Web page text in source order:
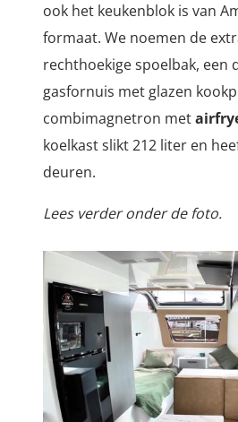
ook het keukenblok is van
formaat. We noemen de
rechthoekige spoelbak, een
gasfornuis met glazen
combimagnetron met
koelkast slikt 212 liter en
deuren.
Lees verder onder de foto.